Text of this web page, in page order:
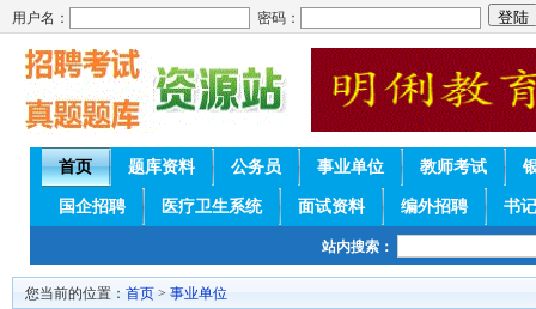
用户名： 密码：
首页 题库资料 公务员 事业单位 教师考试
国企招聘 医疗卫生系统 面试资料 编外招聘 书
站内搜索：
您当前的位置： 首页 > 事业单位